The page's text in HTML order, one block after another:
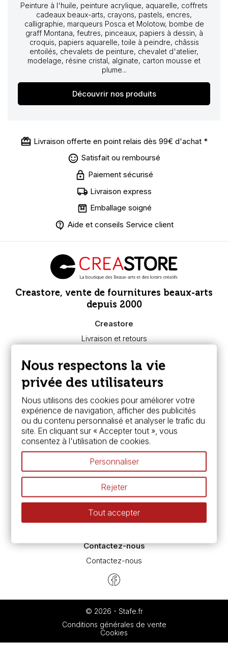
Peinture à l'huile, peinture acrylique, aquarelle, coffrets
cadeaux beaux-arts, crayons, pastels, encres,
calligraphie, marqueurs Posca et Molotow, bombe de
graff Montana, feutres, pinceaux, papiers à dessin, à
croquis, papiers aquarelle, toile à peindre, châssis
entoilés, chevalets de peinture, chevalet d'atelier,
modelage, résine cristal, alginate, carton mousse et
plume...
Découvrir nos produits
Livraison offerte en point relais dès 99€ d'achat *
Satisfait ou remboursé
Paiement sécurisé
Livraison express
Emballage soigné
Aide et conseils Service client
Creastore, vente de fournitures beaux-arts
depuis 2000
Creastore
Livraison et retours
Paiement sécurisé
FAQ
Boutique à Angers
Services
Carte fidélité & avantages
Chèque cadeau, bon cadeaux
Devis & bon de commande
Pass culture - mode d'emploi
Nos promotions en cours
Espace conseils
L’aquarelle en tubes ou en godets ?
Le vocabulaire technique de l’aquarelle
Différence entre peinture Fine et Extra-fine
Préparer une toile pour peinture à l'huile et acrylique
Contactez-nous
Contactez-nous
© 2026 - Stafe.fr
Conditions générales de vente
Cookies
Nous respectons la vie
privée des utilisateurs
Nous utilisons des cookies pour améliorer votre
expérience de navigation, afficher des publicités
ou du contenu personnalisé et analyser le trafic du
site. En cliquant sur « Accepter tout », vous
consentez à l'utilisation de cookies.
Personnaliser
Rejeter
Tout accepter